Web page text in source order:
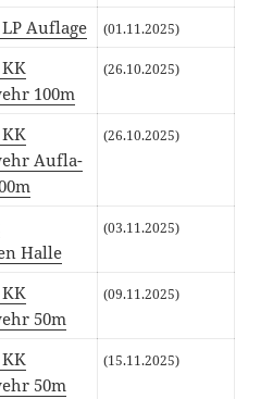
LP Auflage (01.11.2025)
KK
100m
(26.10.2025)
KK
Auf­la­
(26.10.2025)
Halle
(03.11.2025)
KK
50m
(09.11.2025)
KK
50m
(15.11.2025)